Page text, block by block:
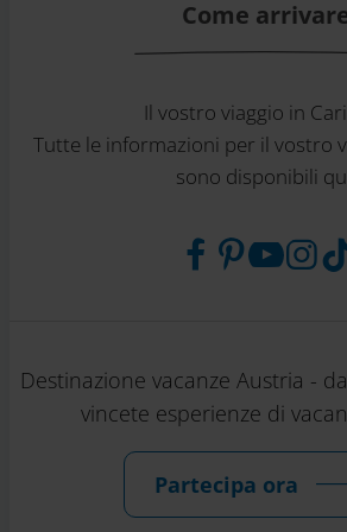
Come
Il vostro viaggio in
Tutte le informazioni per il vostro
sono disponibili
Destinazione vacanze Austria -
vincete esperienze di
Partecipa ora